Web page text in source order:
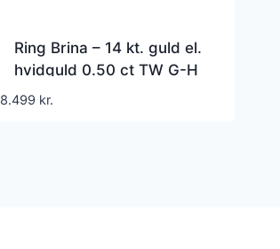
Ring Brina – 14 kt. guld el.
hvidguld 0.50 ct TW G-H
VS lab-grown diamanter
8.499 kr.